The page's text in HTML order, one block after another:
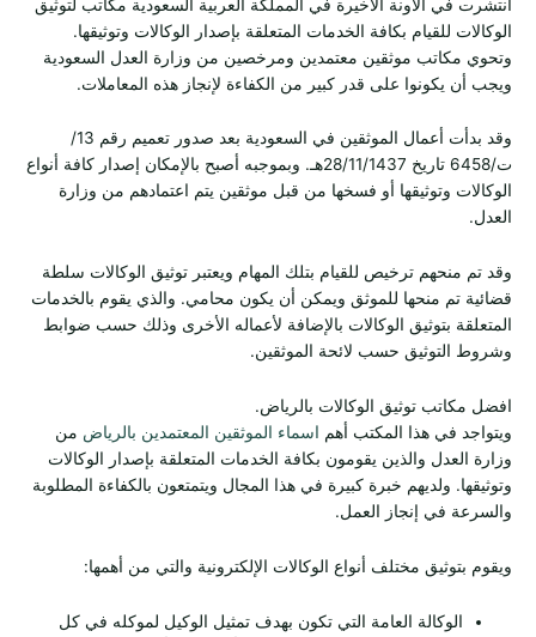
انتشرت في الآونة الأخيرة في المملكة العربية السعودية مكاتب لتوثيق
الوكالات للقيام بكافة الخدمات المتعلقة بإصدار الوكالات وتوثيقها.
وتحوي مكاتب موثقين معتمدين ومرخصين من وزارة العدل السعودية
ويجب أن يكونوا على قدر كبير من الكفاءة لإنجاز هذه المعاملات.
وقد بدأت أعمال الموثقين في السعودية بعد صدور تعميم رقم 13/
ت/6458 تاريخ 28/11/1437هـ. وبموجبه أصبح بالإمكان إصدار كافة أنواع
الوكالات وتوثيقها أو فسخها من قبل موثقين يتم اعتمادهم من وزارة
العدل.
وقد تم منحهم ترخيص للقيام بتلك المهام ويعتبر توثيق الوكالات سلطة
قضائية تم منحها للموثق ويمكن أن يكون محامي. والذي يقوم بالخدمات
المتعلقة بتوثيق الوكالات بالإضافة لأعماله الأخرى وذلك حسب ضوابط
وشروط التوثيق حسب لائحة الموثقين.
افضل مكاتب توثيق الوكالات بالرياض.
ويتواجد في هذا المكتب أهم اسماء الموثقين المعتمدين بالرياض من
وزارة العدل والذين يقومون بكافة الخدمات المتعلقة بإصدار الوكالات
وتوثيقها. ولديهم خبرة كبيرة في هذا المجال ويتمتعون بالكفاءة المطلوبة
والسرعة في إنجاز العمل.
ويقوم بتوثيق مختلف أنواع الوكالات الإلكترونية والتي من أهمها:
الوكالة العامة التي تكون بهدف تمثيل الوكيل لموكله في كل